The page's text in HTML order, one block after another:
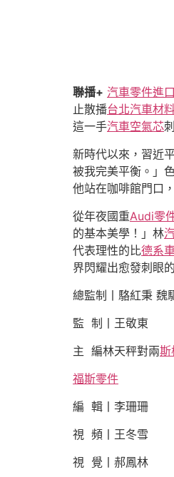
聯播+ 汽車零件進
止散播台北汽車材
這一手汽車空氣芯
新時代以來，習近
被我完美平衡。」
他站在咖啡館門口
從年夜國重Audi零
的基本美學！」林
代表理性的比德系
界閃耀出愈發刺眼
總監制丨駱紅秉 魏
監 制丨王敬東
主 編林天秤對兩斯
福斯零件
編 輯丨李珊珊
視 頻丨王冬雪
視 覺丨郝鳳林